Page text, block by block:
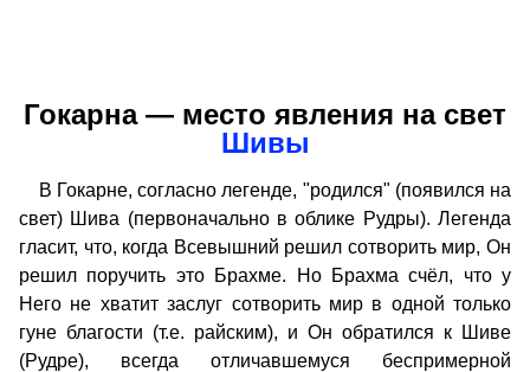
Гокарна — место явления на свет
Шивы
В Гокарне, согласно легенде, "родился" (появился на
свет) Шива (первоначально в облике Рудры). Легенда
гласит, что, когда Всевышний решил сотворить мир, Он
решил поручить это Брахме. Но Брахма счёл, что у
Него не хватит заслуг сотворить мир в одной только
гуне благости (т.е. райским), и Он обратился к Шиве
(Рудре), всегда отличавшемуся беспримерной